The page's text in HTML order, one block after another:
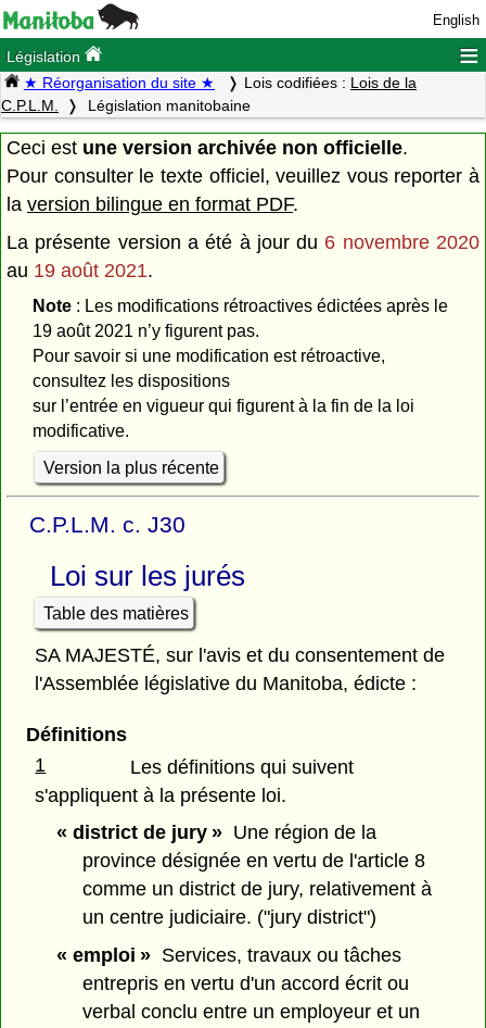
English
Législation ≡
★ Réorganisation du site ★ Lois codifiées : Lois de la
C.P.L.M.
Législation manitobaine
Ceci est une version archivée non officielle.
Pour consulter le texte officiel, veuillez vous reporter à
la version bilingue en format PDF.
La présente version a été à jour du 6 novembre 2020
au 19 août 2021.
Note: Les modifications rétroactives édictées après le
19 août 2021 n’y figurent pas.
Pour savoir si une modification est rétroactive,
consultez les dispositions
sur l’entrée en vigueur qui figurent à la fin de la loi
modificative.
Version la plus récente
C.P.L.M. c. J30
Loi sur les jurés
Table des matières
SA MAJESTÉ, sur l'avis et du consentement de
l'Assemblée législative du Manitoba, édicte :
Définitions
1
Les définitions qui suivent
s'appliquent à la présente loi.
« district de jury »Une région de la
province désignée en vertu de l'article 8
comme un district de jury, relativement à
un centre judiciaire. ("jury district")
« emploi »Services, travaux ou tâches
entrepris en vertu d'un accord écrit ou
verbal conclu entre un employeur et un